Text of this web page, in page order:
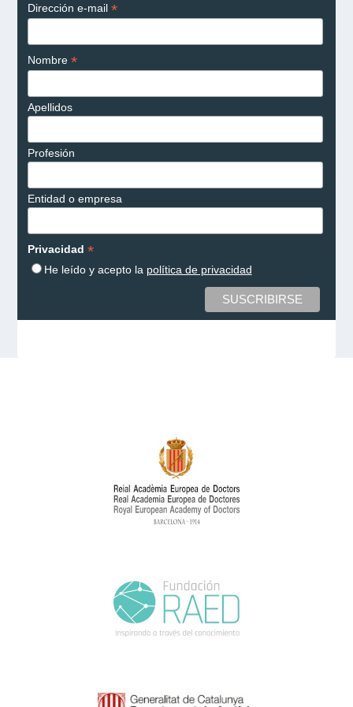
Dirección e-mail *
Nombre *
Apellidos
Profesión
Entidad o empresa
Privacidad *
He leído y acepto la política de privacidad